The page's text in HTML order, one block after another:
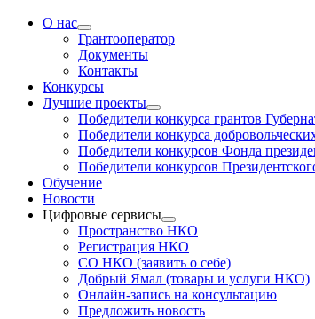
О нас
Грантооператор
Документы
Контакты
Конкурсы
Лучшие проекты
Победители конкурса грантов
Победители конкурса
Победители конкурсов Фонда
Победители конкурсов
Обучение
Новости
Цифровые сервисы
Пространство НКО
Регистрация НКО
СО НКО (заявить о себе)
Добрый Ямал (товары и услуги НКО)
Онлайн-запись на консультацию
Предложить новость